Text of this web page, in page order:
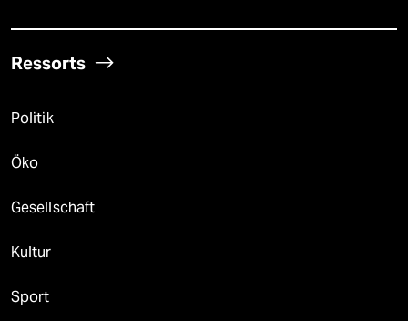
Ressorts
Politik
Öko
Gesellschaft
Kultur
Sport